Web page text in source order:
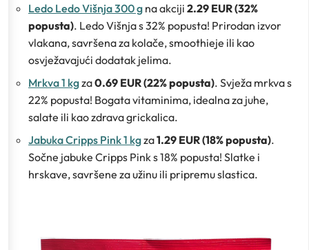
Ledo Ledo Višnja 300 g na akciji 2.29 EUR (32%
popusta). Ledo Višnja s 32% popusta! Prirodan izvor
vlakana, savršena za kolače, smoothieje ili kao
osvježavajući dodatak jelima.
Mrkva 1 kgza0.69 EUR (22% popusta). Svježa mrkva s
22% popusta! Bogata vitaminima, idealna za juhe,
salate ili kao zdrava grickalica.
Jabuka Cripps Pink 1 kgza1.29 EUR (18% popusta).
Sočne jabuke Cripps Pink s 18% popusta! Slatke i
hrskave, savršene za užinu ili pripremu slastica.